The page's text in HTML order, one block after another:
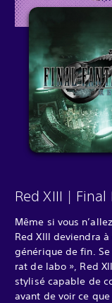
Red XIII | Final
Même si vous
Red XIII deviendra
générique de fin.
rat de labo », Red
stylisé capable de
avant de voir ce que